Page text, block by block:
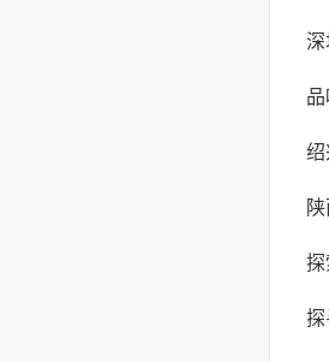
味
深
宴
网
旅
探
街
探